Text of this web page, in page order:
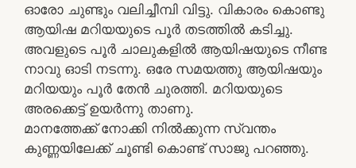
ഓരോ ചുണ്ടും വലിച്ചീമ്പി വിട്ടു. വികാരം കൊണ്ടു
ആയിഷ മറിയയുടെ പൂർ തടത്തിൽ കടിച്ചു.
അവളുടെ പൂർ ചാലുകളിൽ ആയിഷയുടെ നീണ്ട
നാവു ഓടി നടന്നു. ഒരേ സമയത്തു ആയിഷയും
മറിയയും പൂർ തേൻ ചുരത്തി. മറിയയുടെ
അരക്കെട്ട് ഉയർന്നു താണു.
മാനത്തേക്ക് നോക്കി നിൽക്കുന്ന സ്വന്തം
കുണ്ണയിലേക്ക് ചൂണ്ടി കൊണ്ട് സാജു പറഞ്ഞു.